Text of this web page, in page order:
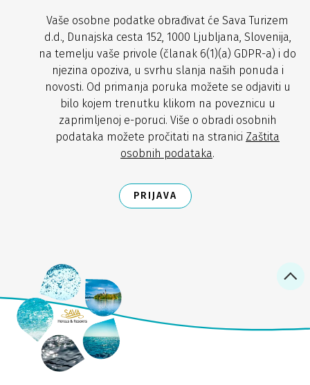
Vaše osobne podatke obrađivat će Sava Turizem
d.d., Dunajska cesta 152, 1000 Ljubljana, Slovenija,
na temelju vaše privole (članak 6(1)(a) GDPR-a) i do
njezina opoziva, u svrhu slanja naših ponuda i
novosti. Od primanja poruka možete se odjaviti u
bilo kojem trenutku klikom na poveznicu u
zaprimljenoj e-poruci. Više o obradi osobnih
podataka možete pročitati na stranici Zaštita
osobnih podataka.
PRIJAVA